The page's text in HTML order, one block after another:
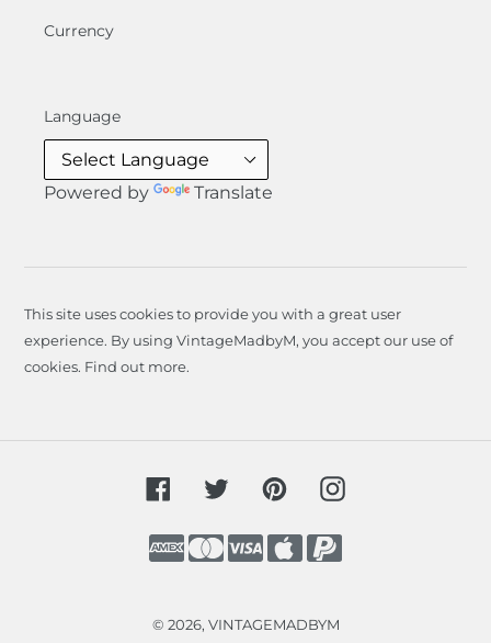
Currency
Language
Powered by Translate
This site uses cookies to provide you with a great user
experience. By using VintageMadbyM, you accept our use of
cookies. Find out more.
FacebookTwitterPinterestInstagram
Payment
© 2026, VINTAGEMADBYM